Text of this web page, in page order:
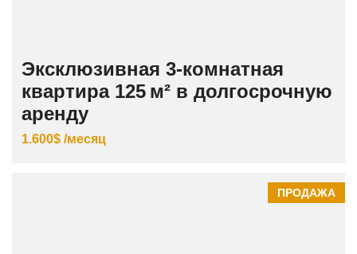
Эксклюзивная 3‑комнатная
квартира 125 м² в долгосрочную
аренду
1.600$ /месяц
ПРОДАЖА